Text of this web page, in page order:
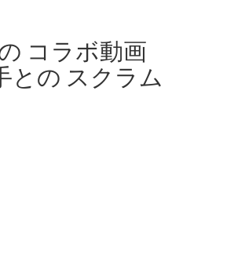
コラボ動画
との スクラム